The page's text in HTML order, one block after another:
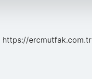
https://ercmutfak.com.tr